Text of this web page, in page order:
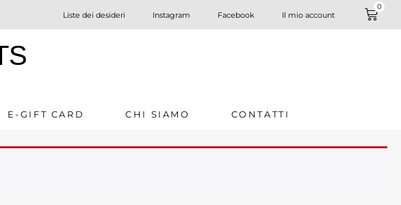
Liste dei desideri Instagram Facebook Il mio account
0
E-GIFT CARD CHI SIAMO CONTATTI